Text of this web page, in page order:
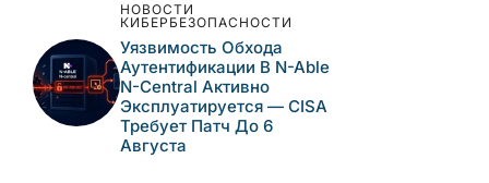
НОВОСТИ
КИБЕРБЕЗОПАСНОСТИ
Уязвимость Обхода
Аутентификации В N-Able
N-Central Активно
Эксплуатируется — CISA
Требует Патч До 6
Августа